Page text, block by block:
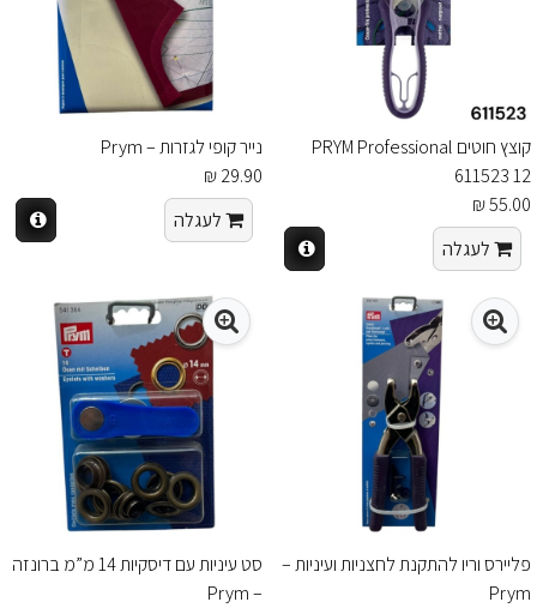
קוצץ חוטים PRYM Professional
611523 12
55.00 ₪
לעגלה
נייר קופי לגזרות – Prym
29.90 ₪
לעגלה
פליירס וריו להתקנת לחצניות ועיניות –
Prym
סט עיניות עם דיסקיות 14 מ”מ ברונזה
– Prym